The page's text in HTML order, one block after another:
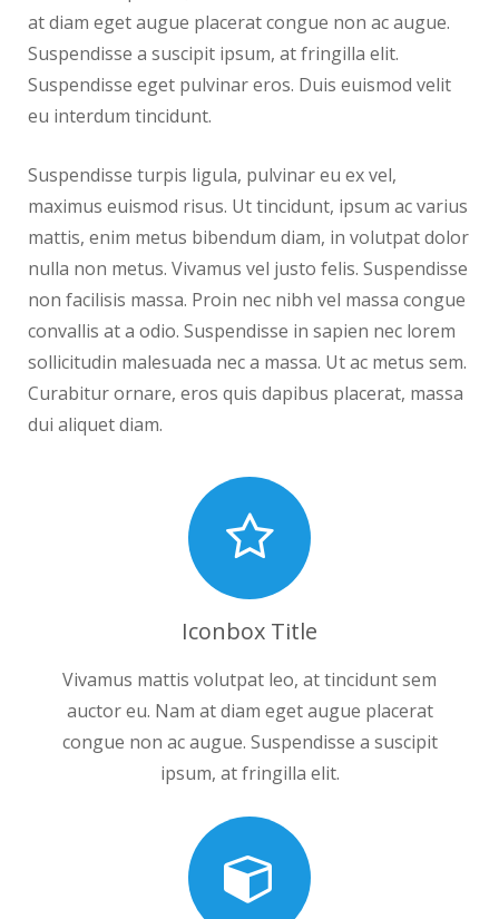
at diam eget augue placerat congue non ac augue.
Suspendisse a suscipit ipsum, at fringilla elit.
Suspendisse eget pulvinar eros. Duis euismod velit
eu interdum tincidunt.
Suspendisse turpis ligula, pulvinar eu ex vel,
maximus euismod risus. Ut tincidunt, ipsum ac varius
mattis, enim metus bibendum diam, in volutpat dolor
nulla non metus. Vivamus vel justo felis. Suspendisse
non facilisis massa. Proin nec nibh vel massa congue
convallis at a odio. Suspendisse in sapien nec lorem
sollicitudin malesuada nec a massa. Ut ac metus sem.
Curabitur ornare, eros quis dapibus placerat, massa
dui aliquet diam.
Iconbox Title
Vivamus mattis volutpat leo, at tincidunt sem
auctor eu. Nam at diam eget augue placerat
congue non ac augue. Suspendisse a suscipit
ipsum, at fringilla elit.